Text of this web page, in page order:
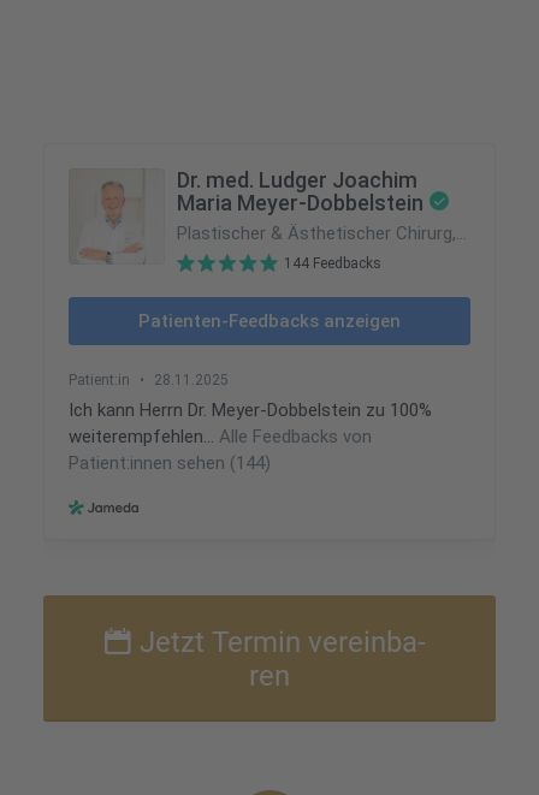
Jetzt Termin verein­ba­
ren